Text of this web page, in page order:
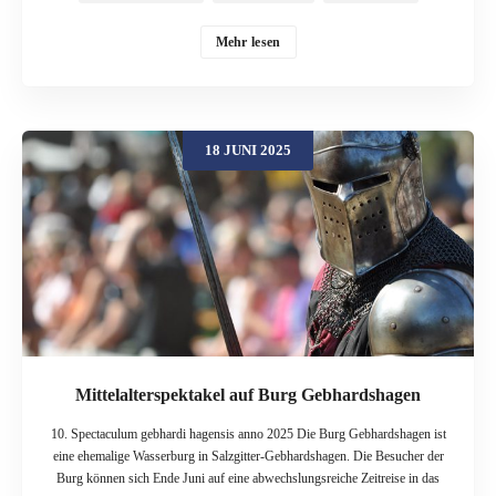
Veranstaltungen ist das Mittelalterliche Spektakel auf der Plattenburg in der
erwecken. Die beiden Tage im Juni 2025 auf der größten Wasserburg
Norddeutschlands stehen ganz im Zeichen der Musik, der Magie, der
Kampfkunst und märchenhafter Geschichten vergangener Zeiten. Zahlreiche
Musiker, Gaukler, Ritter zu Fuß und hoch zu Ross werden die Gäste und
Besucher des mittelalterlichen Spektakels in ihren Bann ziehen und für
unvergessene Stunden sorgen. Das Theater Oberon verzaubert mit
mittsommerlichen Elfenphantasien, die faszinierende Welt des Tribal Tanzes
wird durch Ruby Rubinia lebendig, Wenzel Ritterspiele reiten mit ihren
Pferden ein Turnier um die Gunst der Mittsommernacht, die Prignitzer Band
Satolstelamanderfanz ist in der uralten Tradition der fahrenden Spielleute
unterwegs und Mittsommerliche Märchen zum Mitmachen gibt s bei Hexe
Mehr lesen
18 JUNI 2025
Mittelalterspektakel auf Burg Gebhardshagen
10. Spectaculum gebhardi hagensis anno 2025 Die Burg Gebhardshagen ist
eine ehemalige Wasserburg in Salzgitter-Gebhardshagen. Die Besucher der
Burg können sich Ende Juni auf eine abwechslungsreiche Zeitreise in das